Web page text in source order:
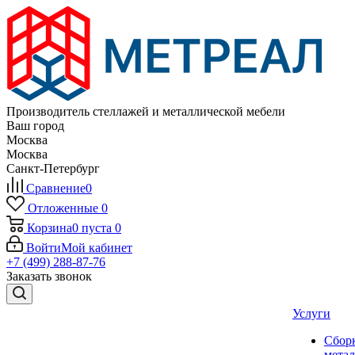
Производитель стеллажей и металлической мебели
Ваш город
Москва
Москва
Санкт-Петербург
Сравнение0
Отложенные 0
Корзина0 пуста 0
ВойтиМой кабинет
+7 (499) 288-87-76
Заказать звонок
Услуги